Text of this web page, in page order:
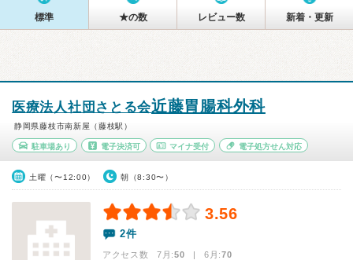
標準 ★の数 レビュー数 新着・更新
医療法人社団さとる会近藤胃腸科外科
静岡県藤枝市南新屋（藤枝駅）
駐車場あり 電子決済可 マイナ受付 電子処方せん対応
土曜（〜12:00） 朝（8:30〜）
3.56
2件
アクセス数 7月:50 | 6月:70